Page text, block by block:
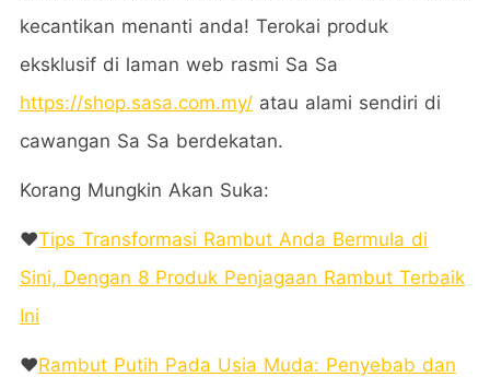
kecantikan menanti anda! Terokai produk
eksklusif di laman web rasmi Sa Sa
https://shop.sasa.com.my/ atau alami sendiri di
cawangan Sa Sa berdekatan.
Korang Mungkin Akan Suka:
❤️Tips Transformasi Rambut Anda Bermula di
Sini, Dengan 8 Produk Penjagaan Rambut Terbaik
Ini
❤️Rambut Putih Pada Usia Muda: Penyebab dan